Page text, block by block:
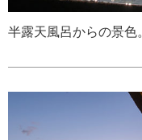
半露天風呂からの景色。